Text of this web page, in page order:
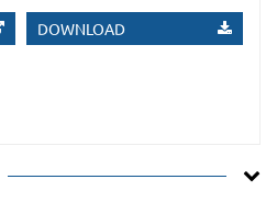
DOWNLOAD